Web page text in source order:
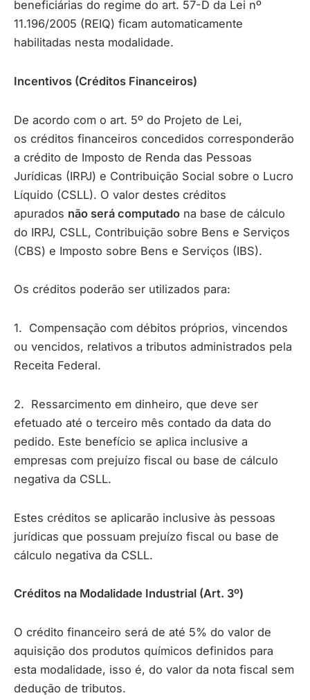
beneficiárias do regime do art. 57-D da Lei nº
11.196/2005 (REIQ) ficam automaticamente
habilitadas nesta modalidade.
Incentivos (Créditos Financeiros)
De acordo com o art. 5º do Projeto de Lei,
os créditos financeiros concedidos corresponderão
a crédito de Imposto de Renda das Pessoas
Jurídicas (IRPJ) e Contribuição Social sobre o Lucro
Líquido (CSLL). O valor destes créditos
apurados não será computado na base de cálculo
do IRPJ, CSLL, Contribuição sobre Bens e Serviços
(CBS) e Imposto sobre Bens e Serviços (IBS).
Os créditos poderão ser utilizados para:
1. Compensação com débitos próprios, vincendos
ou vencidos, relativos a tributos administrados pela
Receita Federal.
2. Ressarcimento em dinheiro, que deve ser
efetuado até o terceiro mês contado da data do
pedido. Este benefício se aplica inclusive a
empresas com prejuízo fiscal ou base de cálculo
negativa da CSLL.
Estes créditos se aplicarão inclusive às pessoas
jurídicas que possuam prejuízo fiscal ou base de
cálculo negativa da CSLL.
Créditos na Modalidade Industrial (Art. 3º)
O crédito financeiro será de até 5% do valor de
aquisição dos produtos químicos definidos para
esta modalidade, isso é, do valor da nota fiscal sem
dedução de tributos.